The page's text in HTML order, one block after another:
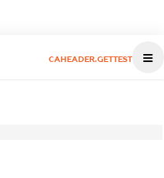
CAHEADER.GETTEST